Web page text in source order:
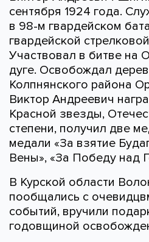
сентября 1924 года.
в 98-м гвардейском
гвардейской
Участвовал в битве на
дуге. Освобождал
Колпнянского района
Виктор Андреевич
Красной звезды,
степени, получил две
медали «За взятие
Вены», «За Победу над
В Курской области
пообщались с
событий, вручили
годовщиной